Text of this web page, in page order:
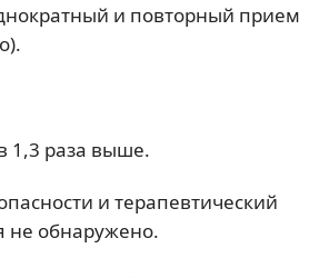
и повторный прием
1,3 раза выше.
и терапевтический
не обнаружено.